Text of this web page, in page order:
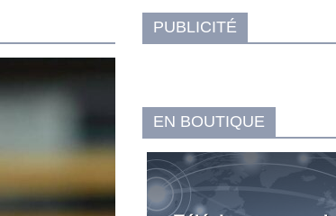
PUBLICITÉ
EN BOUTIQUE